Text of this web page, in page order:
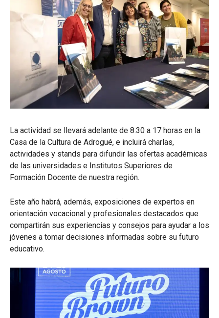
La actividad se llevará adelante de 8:30 a 17 horas en la
Casa de la Cultura de Adrogué, e incluirá charlas,
actividades y stands para difundir las ofertas académicas
de las universidades e Institutos Superiores de
Formación Docente de nuestra región.
Este año habrá, además, exposiciones de expertos en
orientación vocacional y profesionales destacados que
compartirán sus experiencias y consejos para ayudar a los
jóvenes a tomar decisiones informadas sobre su futuro
educativo.